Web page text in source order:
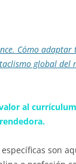
Cómo
global del
al
son